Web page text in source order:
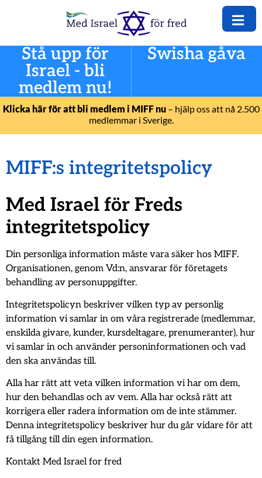
Stå upp för
Israel - bli
medlem nu!
Swisha gåva
Klicka här för att bli medlem i MIFF nu– hjälp oss att nå 2.500
medlemmar i Sverige.
MIFF:s integritetspolicy
Med Israel för Freds
integritetspolicy
Din personliga information måste vara säker hos MIFF.
Organisationen, genom Vd:n, ansvarar för företagets
behandling av personuppgifter.
Integritetspolicyn beskriver vilken typ av personlig
information vi samlar in om våra registrerade (medlemmar,
enskilda givare, kunder, kursdeltagare, prenumeranter), hur
vi samlar in och använder personinformationen och vad
den ska användas till.
Alla har rätt att veta vilken information vi har om dem,
hur den behandlas och av vem. Alla har också rätt att
korrigera eller radera information om de inte stämmer.
Denna integritetspolicy beskriver hur du går vidare för att
få tillgång till din egen information.
Kontakt Med Israel for fred